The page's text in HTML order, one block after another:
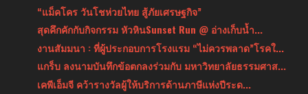
“แม็คโคร วันโชห่วยไทย สู้ภัยเศรษฐกิจ”
สุดคึกคักกับกิจกรรม หัวหินSunset Run @ อ่างเก็บน้ำ...
งานสัมมนา : ที่ผู้ประกอบการโรงแรม “ไม่ควรพลาด”โรคใ...
แกร็บ ลงนามบันทึกข้อตกลงร่วมกับ มหาวิทยาลัยธรรมศาส...
เคพีเอ็มจี คว้ารางวัลผู้ให้บริการด้านภาษีแห่งปีระด...